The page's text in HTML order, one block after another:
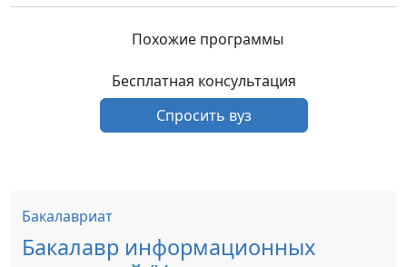
Похожие программы
Бесплатная консультация
Спросить вуз
Бакалавриат
Бакалавр информационных